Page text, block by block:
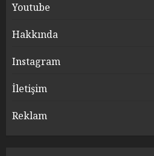
Youtube
Hakkında
Instagram
İletişim
Reklam